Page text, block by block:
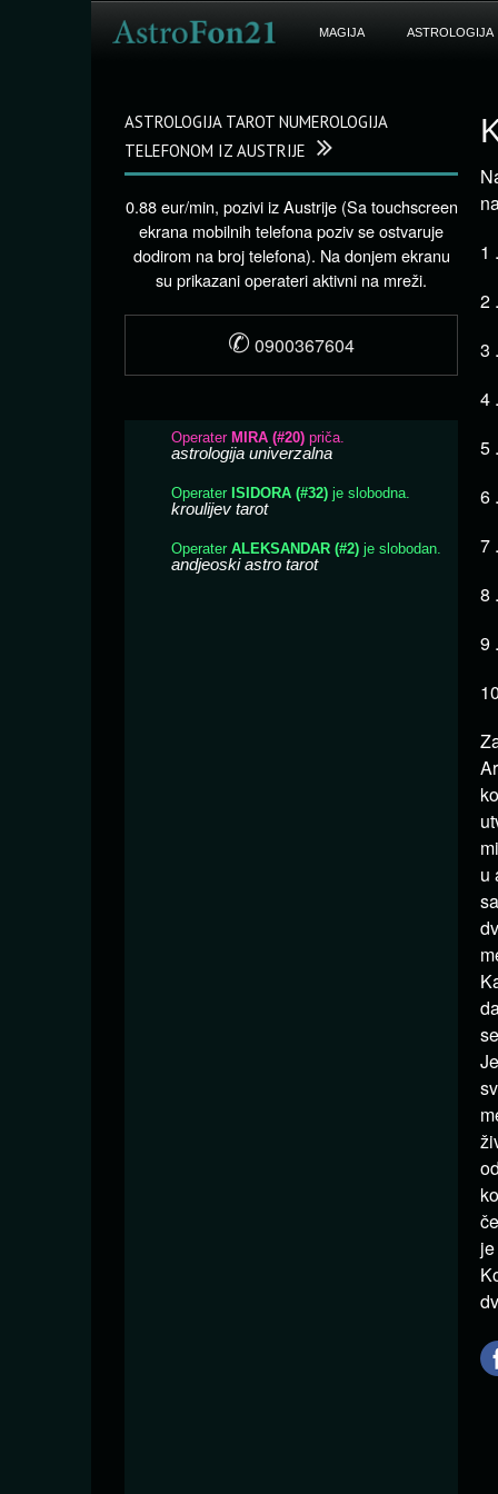
MAGIJA ASTROLOGIJA
1
2
3
4
5
6
7
8
9
u
ASTROLOGIJA TAROT NUMEROLOGIJA
TELEFONOM IZ AUSTRIJE
0.88 eur/min, pozivi iz Austrije (Sa touchscreen
ekrana mobilnih telefona poziv se ostvaruje
dodirom na broj telefona). Na donjem ekranu
su prikazani operateri aktivni na mreži.
✆ 0900367604